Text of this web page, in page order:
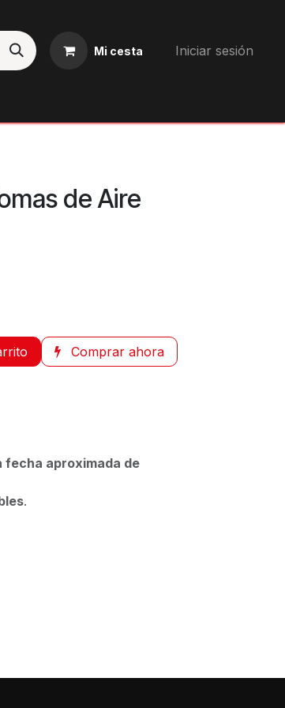
Mi cesta Iniciar sesión
de Aire
Comprar ahora
fecha aproximada de
.